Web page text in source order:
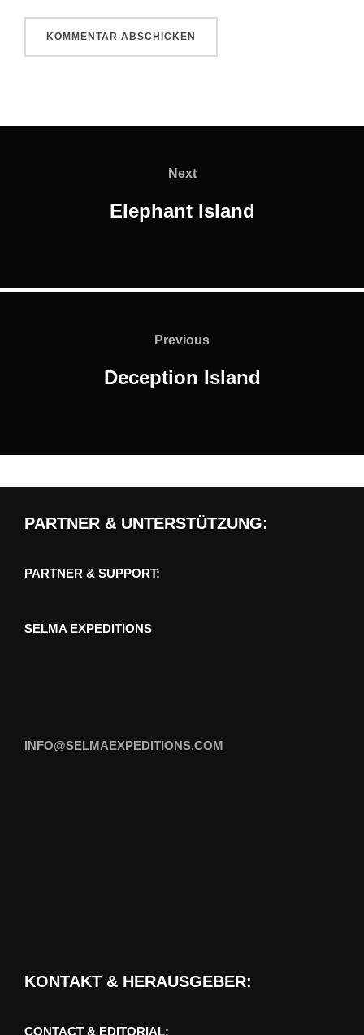
Next
Next
Elephant Island
Previous
Previous
Deception Island
PARTNER & UNTERSTÜTZUNG:
PARTNER & SUPPORT:
SELMA EXPEDITIONS
INFO@SELMAEXPEDITIONS.COM
KONTAKT & HERAUSGEBER:
CONTACT & EDITORIAL: